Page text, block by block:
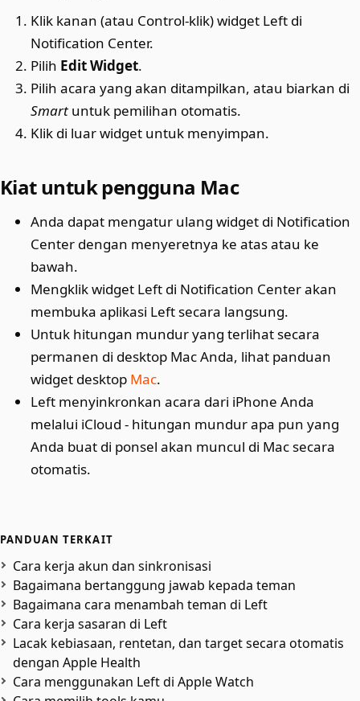
Klik kanan (atau Control-klik) widget Left di
Notification Center.
Pilih Edit Widget.
Pilih acara yang akan ditampilkan, atau biarkan di
Smart untuk pemilihan otomatis.
Klik di luar widget untuk menyimpan.
Kiat untuk pengguna Mac
Anda dapat mengatur ulang widget di Notification
Center dengan menyeretnya ke atas atau ke
bawah.
Mengklik widget Left di Notification Center akan
membuka aplikasi Left secara langsung.
Untuk hitungan mundur yang terlihat secara
permanen di desktop Mac Anda, lihat panduan
widget desktop Mac.
Left menyinkronkan acara dari iPhone Anda
melalui iCloud - hitungan mundur apa pun yang
Anda buat di ponsel akan muncul di Mac secara
otomatis.
PANDUAN TERKAIT
Cara kerja akun dan sinkronisasi
Bagaimana bertanggung jawab kepada teman
Bagaimana cara menambah teman di Left
Cara kerja sasaran di Left
Lacak kebiasaan, rentetan, dan target secara otomatis
dengan Apple Health
Cara menggunakan Left di Apple Watch